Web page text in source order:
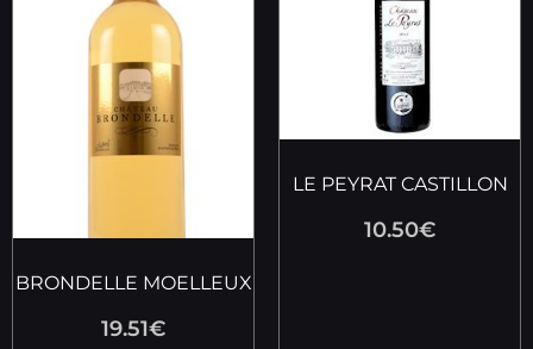
BRONDELLE MOELLEUX
19.51€
LE PEYRAT CASTILLON
10.50€